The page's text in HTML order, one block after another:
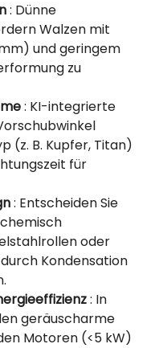
: Dünne
Walzen mit
und geringem
zu
: KI-integrierte
(z. B. Kupfer, Titan)
für
: Entscheiden Sie
oder
Kondensation
: In
geräuscharme
Motoren (<5 kW)